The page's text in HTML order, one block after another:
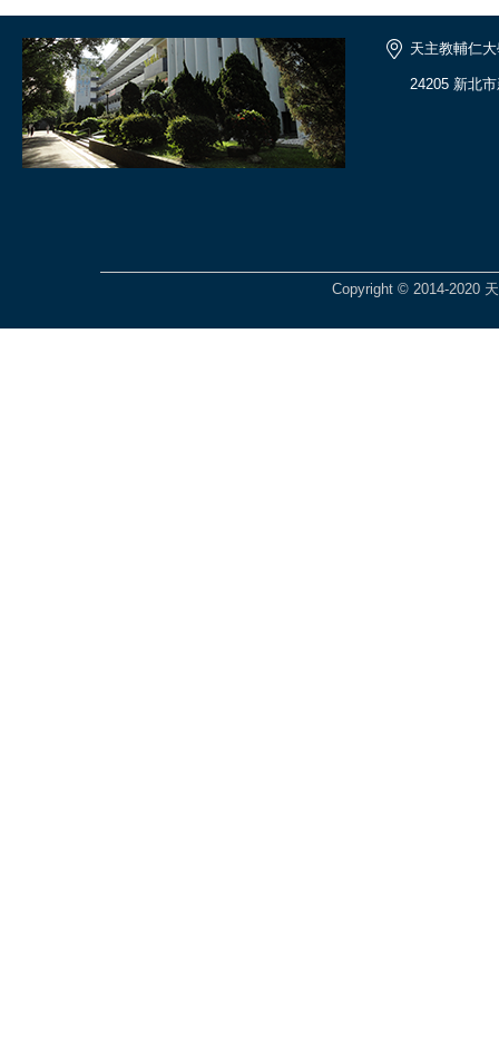
天主教輔仁
24205 新北
Copyright © 2014-2020